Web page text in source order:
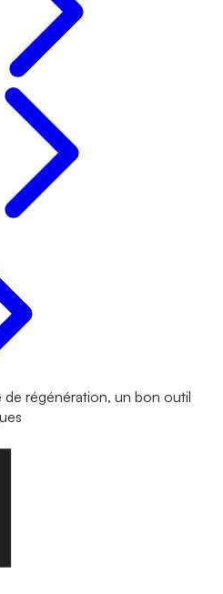
de régénération, un bon outil